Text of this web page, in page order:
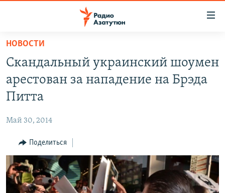
Перейти
основному
содержанию
Перейти
основной
Перейти
поиску
НОВОСТИ
ПОЛИТИКА
ЭКОНОМИКА
РЕГИОН
НАГОРНЫЙ КАРАБАХ
КУЛЬТУРА
НОВОСТИ
Скандальный украинский шоумен
арестован за нападение на Брэда
Питта
Май 30, 2014
Поделиться